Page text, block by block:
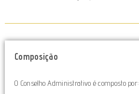
Composição
O Conselho Administrativo é composto por: